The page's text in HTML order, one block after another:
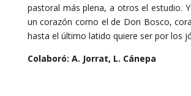
pastoral más plena, a otros el estudio.
un corazón como el de Don Bosco,
hasta el último latido quiere ser por los
Colaboró: A. Jorrat, L. Cánepa